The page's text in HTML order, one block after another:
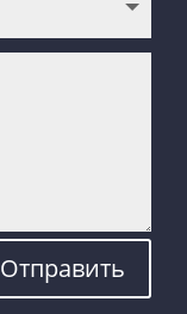
Отправить